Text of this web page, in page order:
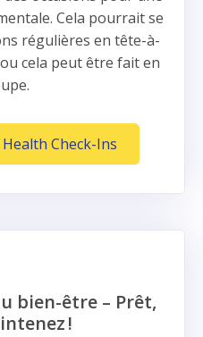
Cela pourrait se
régulières en tête-à-
cela peut être fait en
Check-Ins
bien-être – Prêt,
!